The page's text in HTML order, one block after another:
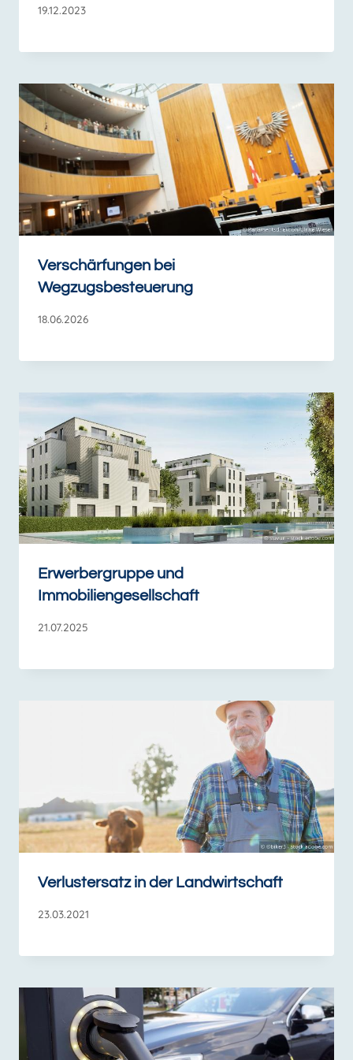
19.12.2023
Verschärfungen bei
Wegzugsbesteuerung
18.06.2026
Erwerbergruppe und
Immobiliengesellschaft
21.07.2025
Verlustersatz in der Landwirtschaft
23.03.2021